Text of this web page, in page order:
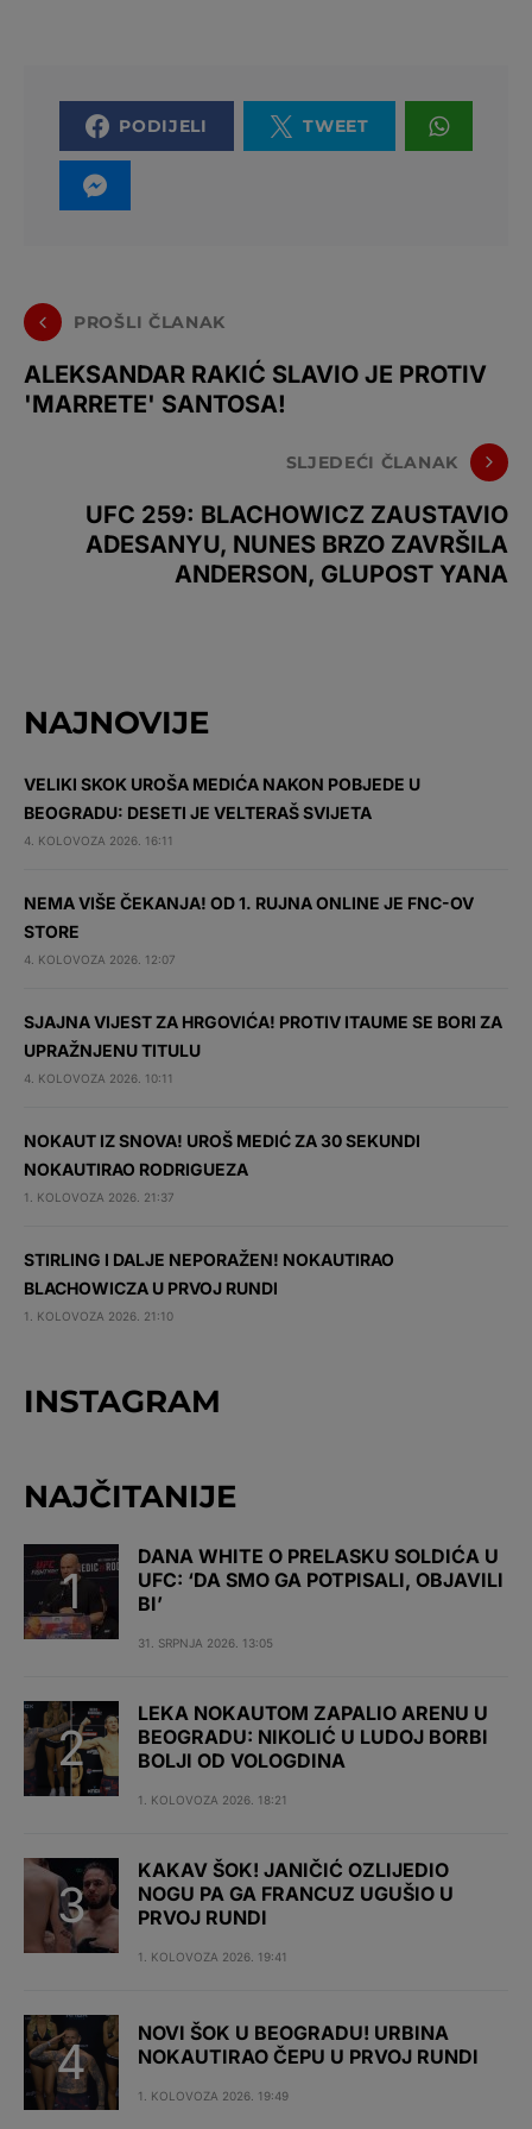
PODIJELI TWEET
PROŠLI ČLANAK
ALEKSANDAR RAKIĆ SLAVIO JE PROTIV
'MARRETE' SANTOSA!
SLJEDEĆI ČLANAK
UFC 259: BLACHOWICZ ZAUSTAVIO
ADESANYU, NUNES BRZO ZAVRŠILA
ANDERSON, GLUPOST YANA
NAJNOVIJE
VELIKI SKOK UROŠA MEDIĆA NAKON POBJEDE U
BEOGRADU: DESETI JE VELTERAŠ SVIJETA
4. KOLOVOZA 2026. 16:11
NEMA VIŠE ČEKANJA! OD 1. RUJNA ONLINE JE FNC-OV
STORE
4. KOLOVOZA 2026. 12:07
SJAJNA VIJEST ZA HRGOVIĆA! PROTIV ITAUME SE BORI ZA
UPRAŽNJENU TITULU
4. KOLOVOZA 2026. 10:11
NOKAUT IZ SNOVA! UROŠ MEDIĆ ZA 30 SEKUNDI
NOKAUTIRAO RODRIGUEZA
1. KOLOVOZA 2026. 21:37
STIRLING I DALJE NEPORAŽEN! NOKAUTIRAO
BLACHOWICZA U PRVOJ RUNDI
1. KOLOVOZA 2026. 21:10
INSTAGRAM
NAJČITANIJE
DANA WHITE O PRELASKU SOLDIĆA U
UFC: ‘DA SMO GA POTPISALI, OBJAVILI
BI’
31. SRPNJA 2026. 13:05
LEKA NOKAUTOM ZAPALIO ARENU U
BEOGRADU: NIKOLIĆ U LUDOJ BORBI
BOLJI OD VOLOGDINA
1. KOLOVOZA 2026. 18:21
KAKAV ŠOK! JANIČIĆ OZLIJEDIO
NOGU PA GA FRANCUZ UGUŠIO U
PRVOJ RUNDI
1. KOLOVOZA 2026. 19:41
NOVI ŠOK U BEOGRADU! URBINA
NOKAUTIRAO ČEPU U PRVOJ RUNDI
1. KOLOVOZA 2026. 19:49